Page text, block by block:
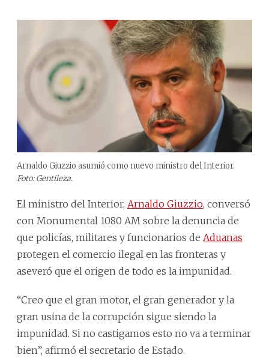
Arnaldo Giuzzio asumió como nuevo ministro del Interior.
Foto: Gentileza.
El ministro del Interior, Arnaldo Giuzzio, conversó
con Monumental 1080 AM sobre la denuncia de
que policías, militares y funcionarios de Aduanas
protegen el comercio ilegal en las fronteras y
aseveró que el origen de todo es la impunidad.
“Creo que el gran motor, el gran generador y la
gran usina de la corrupción sigue siendo la
impunidad. Si no castigamos esto no va a terminar
bien”, afirmó el secretario de Estado.